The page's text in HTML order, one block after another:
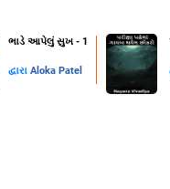
ભાડે આપેલું સુખ - 1
દ્વારા Aloka Patel